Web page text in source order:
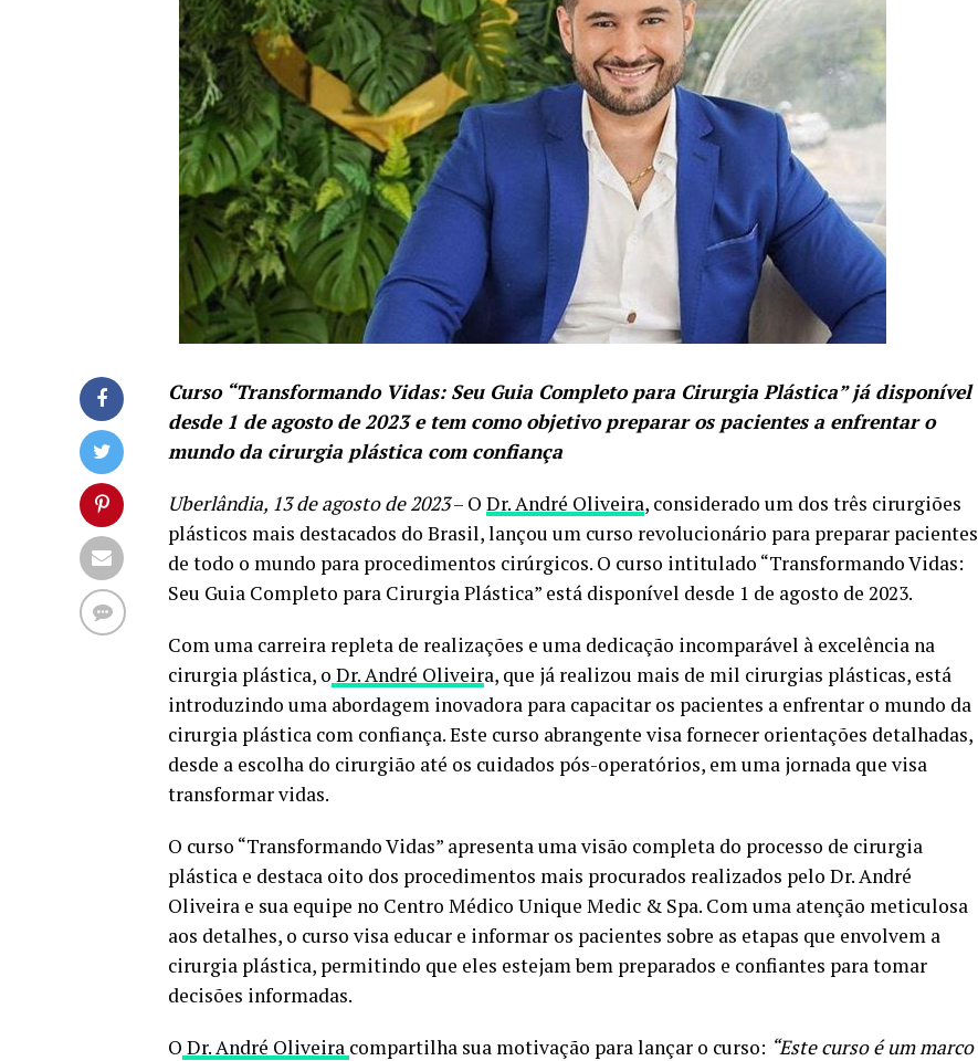
Curso “Transformando Vidas: Seu Guia Completo para Cirurgia Plástica” já disponível
desde 1 de agosto de 2023 e tem como objetivo preparar os pacientes a enfrentar o
mundo da cirurgia plástica com confiança
Uberlândia, 13 de agosto de 2023– O Dr. André Oliveira, considerado um dos três cirurgiões
plásticos mais destacados do Brasil, lançou um curso revolucionário para preparar pacientes
de todo o mundo para procedimentos cirúrgicos. O curso intitulado “Transformando Vidas:
Seu Guia Completo para Cirurgia Plástica” está disponível desde 1 de agosto de 2023.
Com uma carreira repleta de realizações e uma dedicação incomparável à excelência na
cirurgia plástica, o Dr. André Oliveira, que já realizou mais de mil cirurgias plásticas, está
introduzindo uma abordagem inovadora para capacitar os pacientes a enfrentar o mundo da
cirurgia plástica com confiança. Este curso abrangente visa fornecer orientações detalhadas,
desde a escolha do cirurgião até os cuidados pós-operatórios, em uma jornada que visa
transformar vidas.
O curso “Transformando Vidas” apresenta uma visão completa do processo de cirurgia
plástica e destaca oito dos procedimentos mais procurados realizados pelo Dr. André
Oliveira e sua equipe no Centro Médico Unique Medic & Spa. Com uma atenção meticulosa
aos detalhes, o curso visa educar e informar os pacientes sobre as etapas que envolvem a
cirurgia plástica, permitindo que eles estejam bem preparados e confiantes para tomar
decisões informadas.
O Dr. André Oliveira compartilha sua motivação para lançar o curso: “Este curso é um marco